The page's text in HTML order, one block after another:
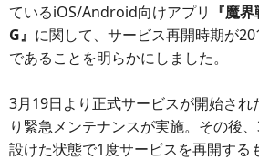
ているiOS/Android向けアプリ 『魔
G』 に関して、サービス再開時期が
であることを明らかにしました。
3月19日より正式サービスが開始され
り緊急メンテナンスが実施。その後
設けた状態で1度サービスを再開する